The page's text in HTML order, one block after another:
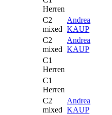
Herren
C2
mixed
Andrea
KAUP
C2
mixed
Andrea
KAUP
C1
Herren
C1
Herren
C2
mixed
Andrea
KAUP